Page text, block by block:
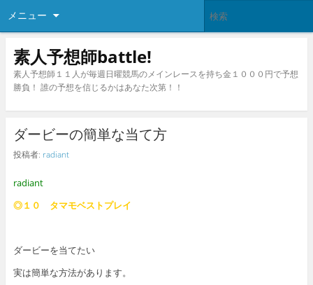
メニュー
素人予想師battle!
素人予想師１１人が毎週日曜競馬のメインレースを持ち金１０００円で予想
勝負！ 誰の予想を信じるかはあなた次第！！
ダービーの簡単な当て方
投稿者: radiant
radiant
◎１０ タマモベストプレイ
ダービーを当てたい
実は簡単な方法があります。